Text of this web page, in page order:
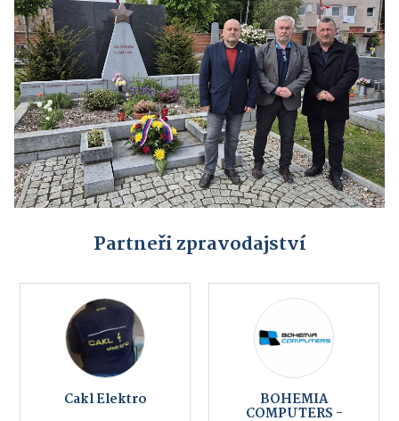
Partneři zpravodajství
Cakl Elektro BOHEMIA
COMPUTERS -